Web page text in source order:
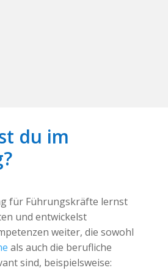
du im
für Führungskräfte lernst
und entwickelst
weiter, die sowohl
als auch die berufliche
sind, beispielsweise: